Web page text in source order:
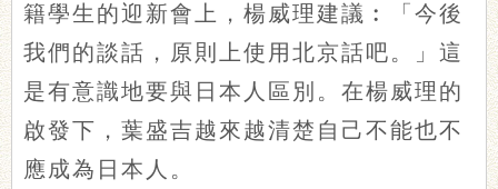
籍學生的迎新會上，楊威理建議︰「今後
我們的談話，原則上使用北京話吧。」這
是有意識地要與日本人區別。在楊威理的
啟發下，葉盛吉越來越清楚自己不能也不
應成為日本人。